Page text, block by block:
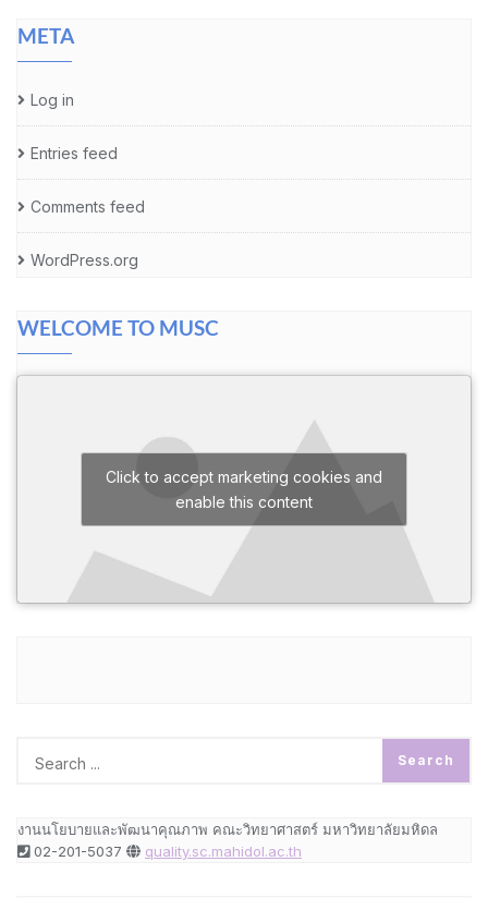
META
Log in
Entries feed
Comments feed
WordPress.org
WELCOME TO MUSC
Click to accept marketing cookies and
enable this content
งานนโยบายและพัฒนาคุณภาพ คณะวิทยาศาสตร์ มหาวิทยาลัยมหิดล
02-201-5037
quality.sc.mahidol.ac.th